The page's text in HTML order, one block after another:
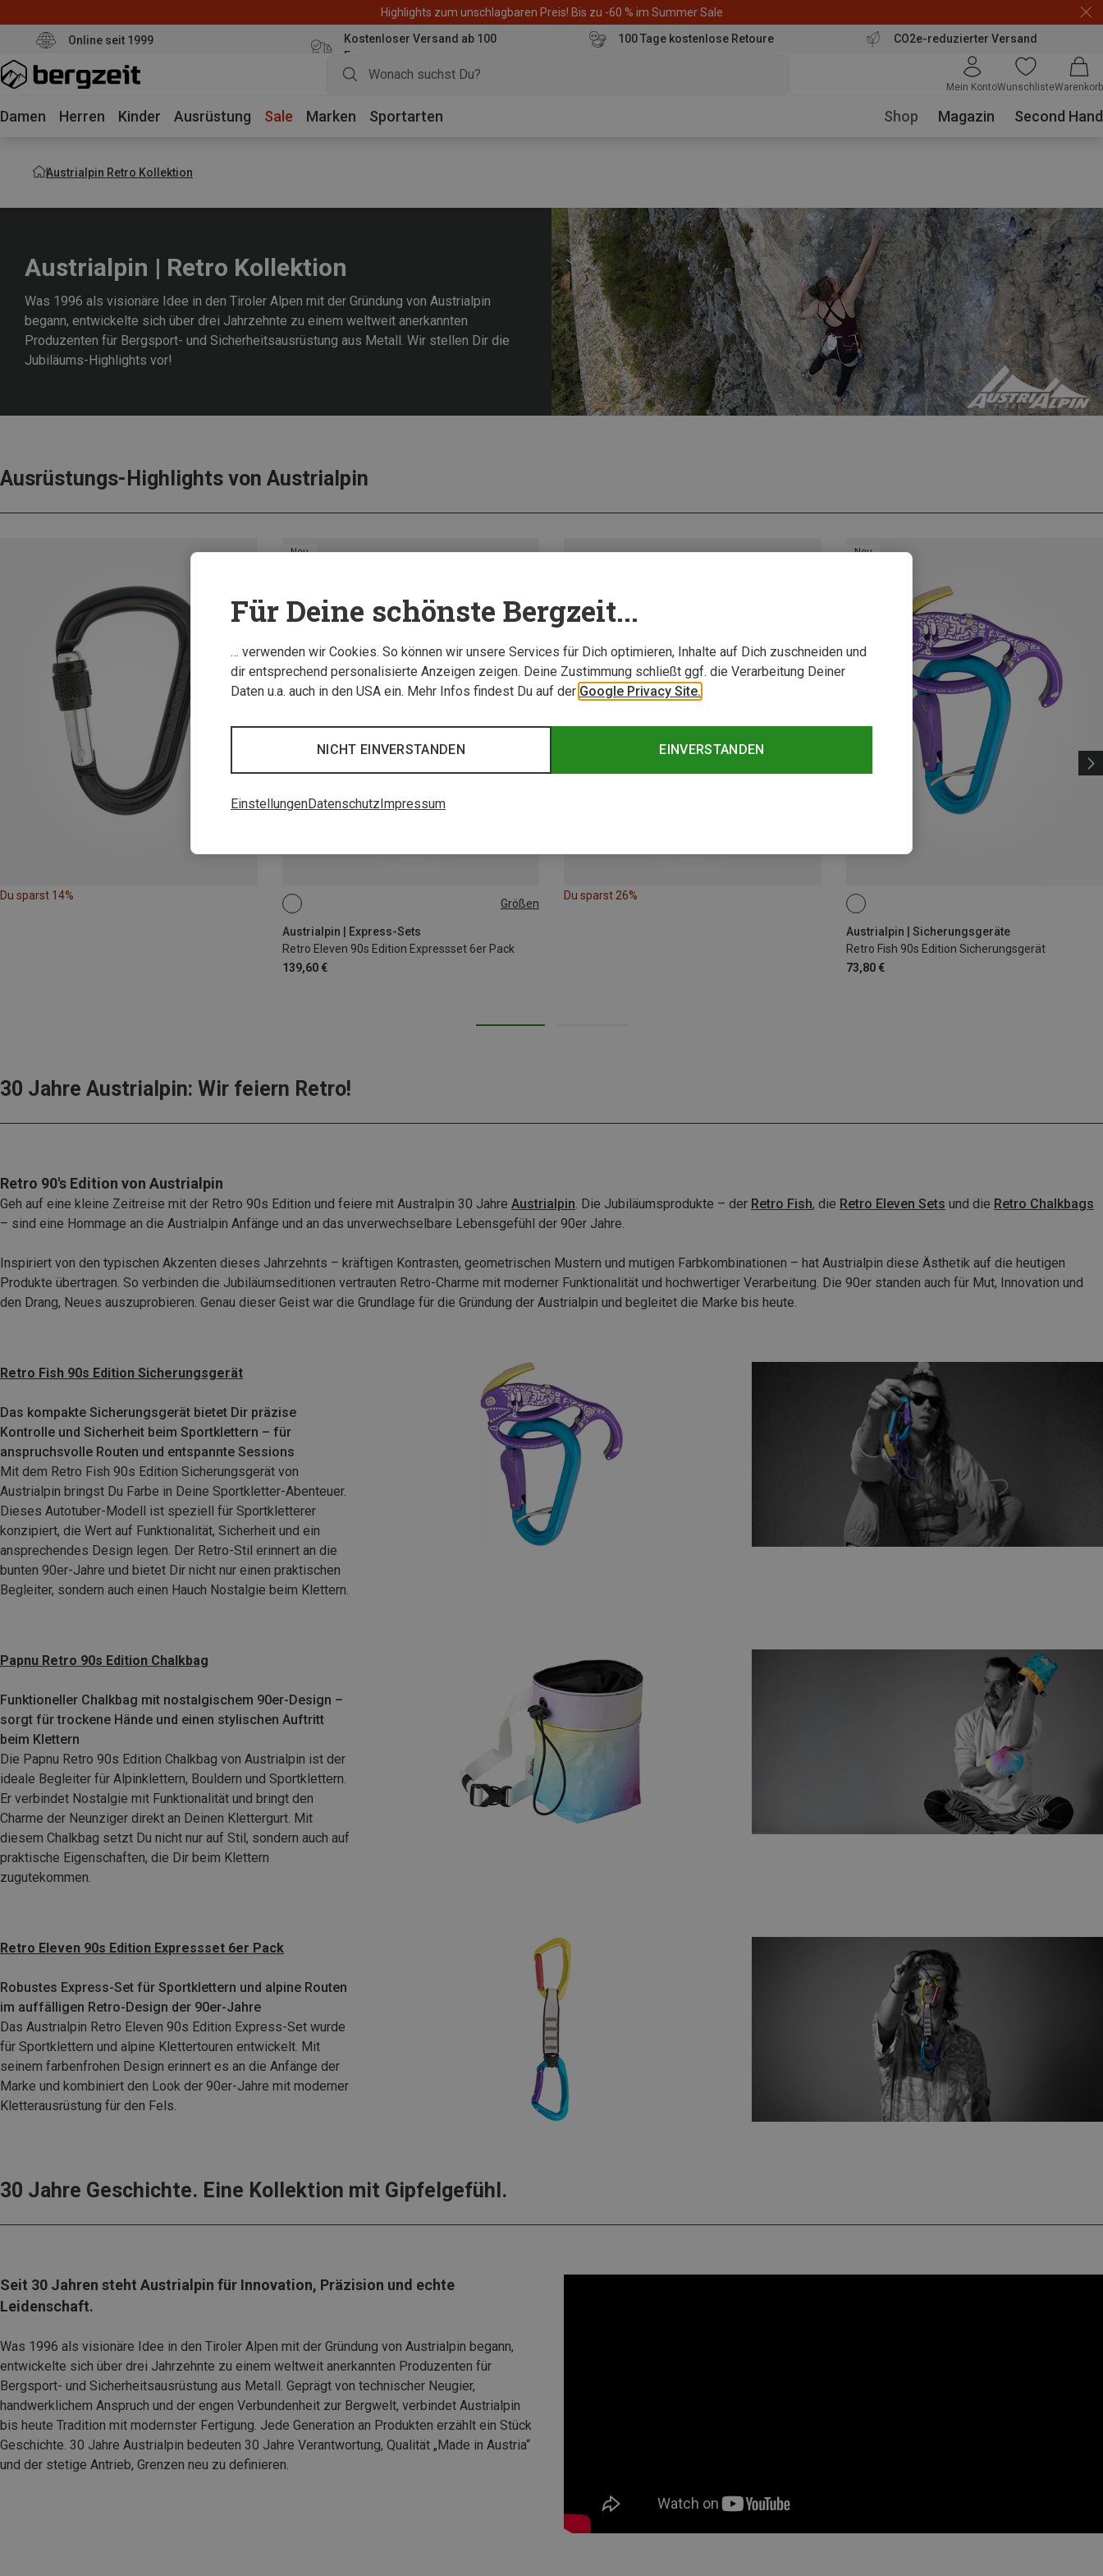
Highlights zum unschlagbaren Preis! Bis zu -60 % im Summer Sale
Online seit 1999
Kostenloser Versand ab 100
Euro
100 Tage kostenlose Retoure CO2e-reduzierter Versand
Mein KontoWunschlisteWarenkorb
Damen Herren Kinder Ausrüstung Sale Marken Sportarten Shop Magazin Second Hand
Austrialpin Retro Kollektion
Austrialpin | Retro Kollektion
Was 1996 als visionäre Idee in den Tiroler Alpen mit der Gründung von Austrialpin
begann, entwickelte sich über drei Jahrzehnte zu einem weltweit anerkannten
Produzenten für Bergsport- und Sicherheitsausrüstung aus Metall. Wir stellen Dir die
Jubiläums-Highlights vor!
Ausrüstungs-Highlights von Austrialpin
Du sparst 14%
Neu
Größen
Austrialpin | Express-Sets
Retro Eleven 90s Edition Expressset 6er Pack
139,60 €
12CM
Du sparst 26%
Neu
Austrialpin | Sicherungsgeräte
Retro Fish 90s Edition Sicherungsgerät
73,80 €
30 Jahre Austrialpin: Wir feiern Retro!
Retro 90's Edition von Austrialpin
Geh auf eine kleine Zeitreise mit der Retro 90s Edition und feiere mit Australpin 30 Jahre Austrialpin. Die Jubiläumsprodukte – der Retro Fish, die Retro Eleven Sets und die Retro Chalkbags
– sind eine Hommage an die Austrialpin Anfänge und an das unverwechselbare Lebensgefühl der 90er Jahre.
Inspiriert von den typischen Akzenten dieses Jahrzehnts – kräftigen Kontrasten, geometrischen Mustern und mutigen Farbkombinationen – hat Austrialpin diese Ästhetik auf die heutigen
Produkte übertragen. So verbinden die Jubiläumseditionen vertrauten Retro-Charme mit moderner Funktionalität und hochwertiger Verarbeitung. Die 90er standen auch für Mut, Innovation und
den Drang, Neues auszuprobieren. Genau dieser Geist war die Grundlage für die Gründung der Austrialpin und begleitet die Marke bis heute.
Retro Fish 90s Edition Sicherungsgerät
Das kompakte Sicherungsgerät bietet Dir präzise
Kontrolle und Sicherheit beim Sportklettern – für
anspruchsvolle Routen und entspannte Sessions
Mit dem Retro Fish 90s Edition Sicherungsgerät von
Austrialpin bringst Du Farbe in Deine Sportkletter-Abenteuer.
Dieses Autotuber-Modell ist speziell für Sportkletterer
konzipiert, die Wert auf Funktionalität, Sicherheit und ein
ansprechendes Design legen. Der Retro-Stil erinnert an die
bunten 90er-Jahre und bietet Dir nicht nur einen praktischen
Begleiter, sondern auch einen Hauch Nostalgie beim Klettern.
Papnu Retro 90s Edition Chalkbag
Funktioneller Chalkbag mit nostalgischem 90er-Design –
sorgt für trockene Hände und einen stylischen Auftritt
beim Klettern
Die Papnu Retro 90s Edition Chalkbag von Austrialpin ist der
ideale Begleiter für Alpinklettern, Bouldern und Sportklettern.
Er verbindet Nostalgie mit Funktionalität und bringt den
Charme der Neunziger direkt an Deinen Klettergurt. Mit
diesem Chalkbag setzt Du nicht nur auf Stil, sondern auch auf
praktische Eigenschaften, die Dir beim Klettern
zugutekommen.
Retro Eleven 90s Edition Expressset 6er Pack
Robustes Express-Set für Sportklettern und alpine Routen
im auffälligen Retro-Design der 90er-Jahre
Das Austrialpin Retro Eleven 90s Edition Express-Set wurde
für Sportklettern und alpine Klettertouren entwickelt. Mit
seinem farbenfrohen Design erinnert es an die Anfänge der
Marke und kombiniert den Look der 90er-Jahre mit moderner
Kletterausrüstung für den Fels.
30 Jahre Geschichte. Eine Kollektion mit Gipfelgefühl.
Seit 30 Jahren steht Austrialpin für Innovation, Präzision und echte
Leidenschaft.
Was 1996 als visionäre Idee in den Tiroler Alpen mit der Gründung von Austrialpin begann,
entwickelte sich über drei Jahrzehnte zu einem weltweit anerkannten Produzenten für
Bergsport- und Sicherheitsausrüstung aus Metall. Geprägt von technischer Neugier,
handwerklichem Anspruch und der engen Verbundenheit zur Bergwelt, verbindet Austrialpin
bis heute Tradition mit modernster Fertigung. Jede Generation an Produkten erzählt ein Stück
Geschichte. 30 Jahre Austrialpin bedeuten 30 Jahre Verantwortung, Qualität „Made in Austria“
und der stetige Antrieb, Grenzen neu zu definieren.
Für Deine schönste Bergzeit...
… verwenden wir Cookies. So können wir unsere Services für Dich optimieren, Inhalte auf Dich zuschneiden und
dir entsprechend personalisierte Anzeigen zeigen. Deine Zustimmung schließt ggf. die Verarbeitung Deiner
Daten u.a. auch in den USA ein. Mehr Infos findest Du auf der Google Privacy Site.
EINVERSTANDEN
NICHT EINVERSTANDEN
EinstellungenDatenschutzImpressum